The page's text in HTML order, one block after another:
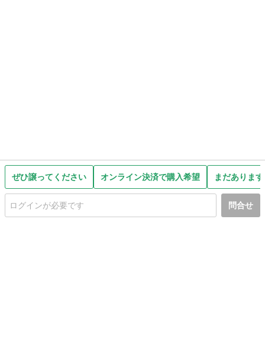
ぜひ譲ってください オンライン決済で購入希望 まだありま
問合せ